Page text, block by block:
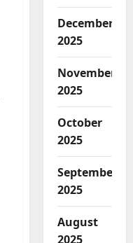
December
2025
November
2025
October
2025
September
2025
August
2025